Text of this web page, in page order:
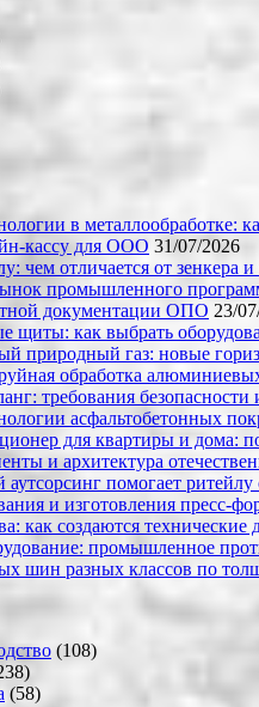
в металлообработке:
кассу для ООО 31/07/2026
чем отличается от зенкера
промышленного
документации ОПО 23/
щиты: как выбрать
природный газ: новые
обработка
требования безопасности
асфальтобетонных
для квартиры и дома:
и архитектура
помогает
и изготовления пресс-
как создаются
промышленное
шин разных классов по
(108)
(58)